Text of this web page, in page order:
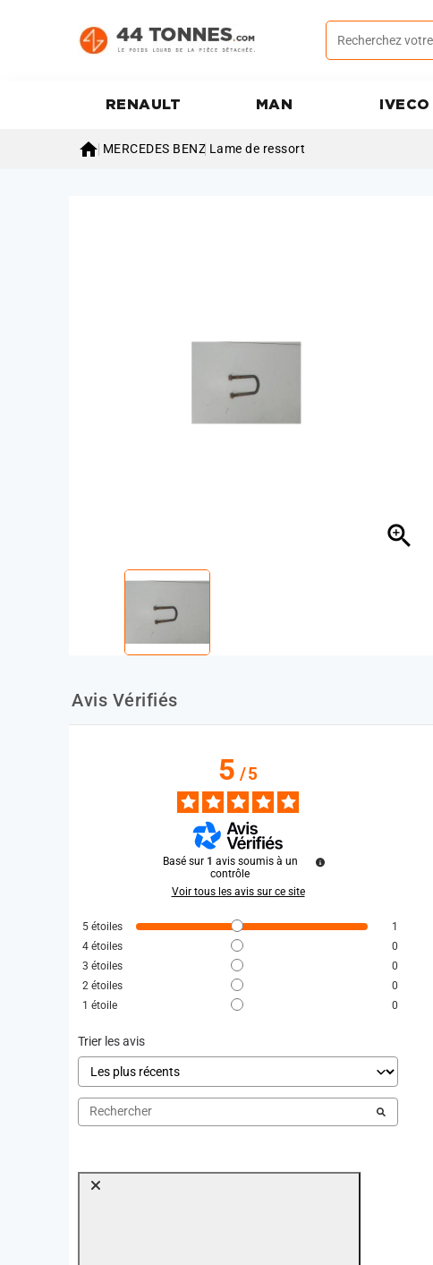
RENAULT MAN IVECO
 MERCEDES BENZ Lame de ressort

Avis Vérifiés
5/5
Basé sur 1 avis soumis à un
contrôle
Voir tous les avis sur ce site
5 étoiles
1
4 étoiles
0
3 étoiles
0
2 étoiles
0
1 étoile 0
Trier les avis